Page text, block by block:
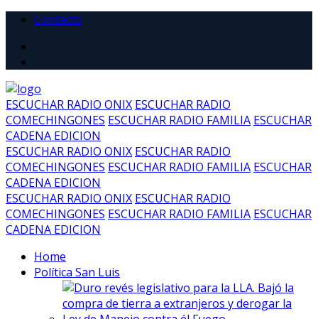
Contacto
ESCUCHAR RADIO ONIX ESCUCHAR RADIO
COMECHINGONES ESCUCHAR RADIO FAMILIA ESCUCHAR
CADENA EDICION
ESCUCHAR RADIO ONIX ESCUCHAR RADIO
COMECHINGONES ESCUCHAR RADIO FAMILIA ESCUCHAR
CADENA EDICION
ESCUCHAR RADIO ONIX ESCUCHAR RADIO
COMECHINGONES ESCUCHAR RADIO FAMILIA ESCUCHAR
CADENA EDICION
Home
Política San Luis